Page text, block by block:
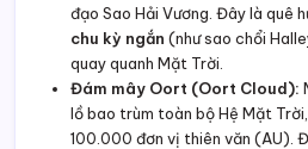
đạo Sao Hải Vương. Đây là quê
chu kỳ ngắn (như sao chổi
quay quanh Mặt Trời.
Đám mây Oort (Oort Cloud):
lồ bao trùm toàn bộ Hệ Mặt
100.000 đơn vị thiên văn (AU).